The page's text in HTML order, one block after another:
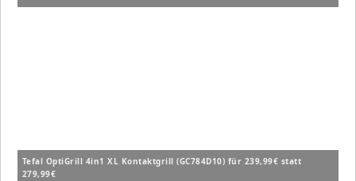
Tefal OptiGrill 4in1 XL Kontaktgrill (GC784D10) für 239,99€ statt
279,99€